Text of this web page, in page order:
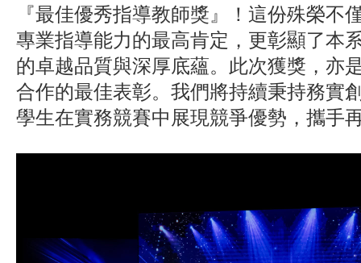
『最佳優秀指導教師獎』！這份殊榮不
專業指導能力的最高肯定，更彰顯了本
的卓越品質與深厚底蘊。此次獲獎，亦
合作的最佳表彰。我們將持續秉持務實
學生在實務競賽中展現競爭優勢，攜手